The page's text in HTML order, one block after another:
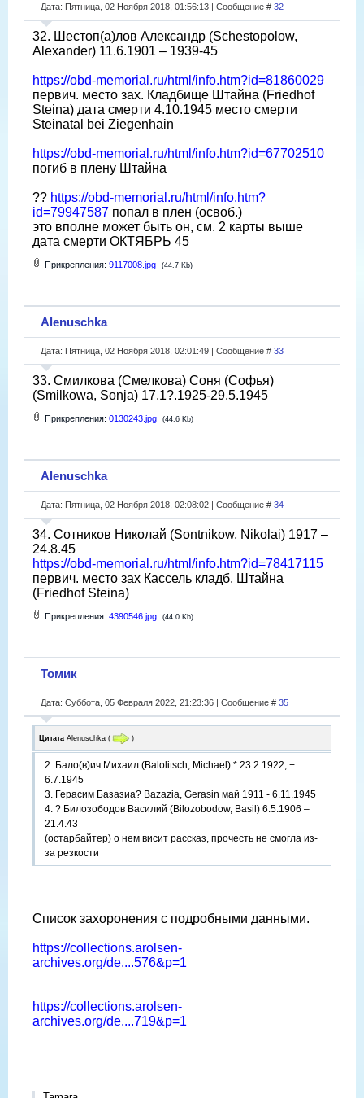
Дата: Пятница, 02 Ноября 2018, 01:56:13 | Сообщение # 32
32. Шестоп(а)лов Александр (Schestopolow,
Alexander) 11.6.1901 – 1939-45
https://obd-memorial.ru/html/info.htm?id=81860029
первич. место зах. Кладбище Штайна (Friedhof
Steina) дата смерти 4.10.1945 место смерти
Steinatal bei Ziegenhain
https://obd-memorial.ru/html/info.htm?id=67702510
погиб в плену Штайна
?? https://obd-memorial.ru/html/info.htm?
id=79947587 попал в плен (освоб.)
это вполне может быть он, см. 2 карты выше
дата смерти ОКТЯБРЬ 45
Прикрепления: 9117008.jpg (44.7 Kb)
Alenuschka
Дата: Пятница, 02 Ноября 2018, 02:01:49 | Сообщение # 33
33. Смилкова (Смелкова) Соня (Софья)
(Smilkowa, Sonja) 17.1?.1925-29.5.1945
Прикрепления: 0130243.jpg (44.6 Kb)
Alenuschka
Дата: Пятница, 02 Ноября 2018, 02:08:02 | Сообщение # 34
34. Сотников Николай (Sontnikow, Nikolai) 1917 –
24.8.45
https://obd-memorial.ru/html/info.htm?id=78417115
первич. место зах Кассель кладб. Штайна
(Friedhof Steina)
Прикрепления: 4390546.jpg (44.0 Kb)
Томик
Дата: Суббота, 05 Февраля 2022, 21:23:36 | Сообщение # 35
Цитата Alenuschka ( )
2. Бало(в)ич Михаил (Balolitsch, Michael) * 23.2.1922, +
6.7.1945
3. Герасим Базазиа? Bazazia, Gerasin май 1911 - 6.11.1945
4. ? Билозободов Василий (Bilozobodow, Basil) 6.5.1906 –
21.4.43
(остарбайтер) о нем висит рассказ, прочесть не смогла из-
за резкости
Список захоронения с подробными данными.
https://collections.arolsen-
archives.org/de....576&p=1
https://collections.arolsen-
archives.org/de....719&p=1